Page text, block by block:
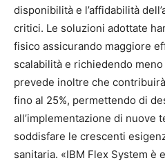
disponibilità e l’affidabilità
critici. Le soluzioni adottate
fisico assicurando maggiore
scalabilità e richiedendo
prevede inoltre che
fino al 25%, permettendo di
all’implementazione di nuove
soddisfare le crescenti
sanitaria. «IBM Flex System è